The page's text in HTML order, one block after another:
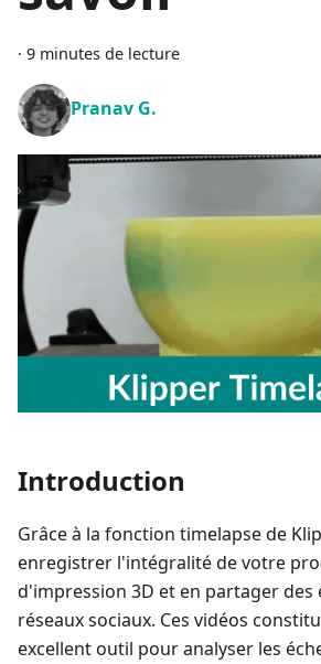
· 9 minutes de lecture
Pranav G.
Introduction
Grâce à la fonction timelapse de
enregistrer l'intégralité de votre
d'impression 3D et en partager des
réseaux sociaux. Ces vidéos
excellent outil pour analyser les